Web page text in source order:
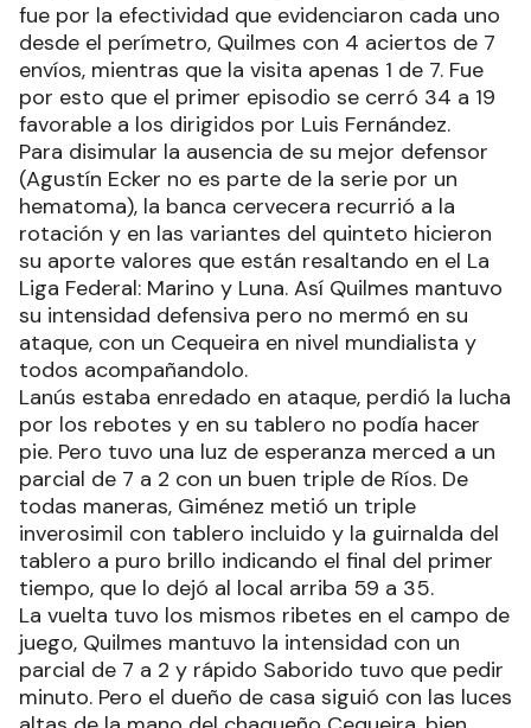
fue por la efectividad que evidenciaron cada uno
desde el perímetro, Quilmes con 4 aciertos de 7
envíos, mientras que la visita apenas 1 de 7. Fue
por esto que el primer episodio se cerró 34 a 19
favorable a los dirigidos por Luis Fernández.
Para disimular la ausencia de su mejor defensor
(Agustín Ecker no es parte de la serie por un
hematoma), la banca cervecera recurrió a la
rotación y en las variantes del quinteto hicieron
su aporte valores que están resaltando en el La
Liga Federal: Marino y Luna. Así Quilmes mantuvo
su intensidad defensiva pero no mermó en su
ataque, con un Cequeira en nivel mundialista y
todos acompañandolo.
Lanús estaba enredado en ataque, perdió la lucha
por los rebotes y en su tablero no podía hacer
pie. Pero tuvo una luz de esperanza merced a un
parcial de 7 a 2 con un buen triple de Ríos. De
todas maneras, Giménez metió un triple
inverosimil con tablero incluido y la guirnalda del
tablero a puro brillo indicando el final del primer
tiempo, que lo dejó al local arriba 59 a 35.
La vuelta tuvo los mismos ribetes en el campo de
juego, Quilmes mantuvo la intensidad con un
parcial de 7 a 2 y rápido Saborido tuvo que pedir
minuto. Pero el dueño de casa siguió con las luces